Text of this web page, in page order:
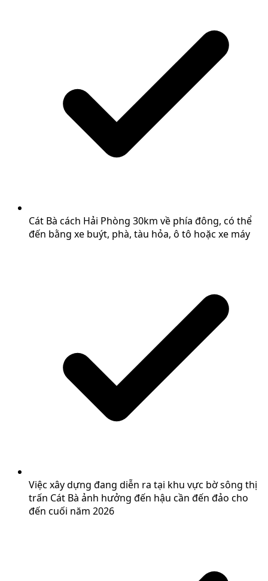
Cát Bà cách Hải Phòng 30km về phía đông, có thể
đến bằng xe buýt, phà, tàu hỏa, ô tô hoặc xe máy
Việc xây dựng đang diễn ra tại khu vực bờ sông thị
trấn Cát Bà ảnh hưởng đến hậu cần đến đảo cho
đến cuối năm 2026